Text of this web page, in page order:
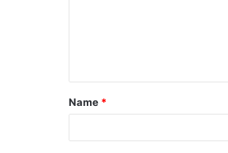
Name *